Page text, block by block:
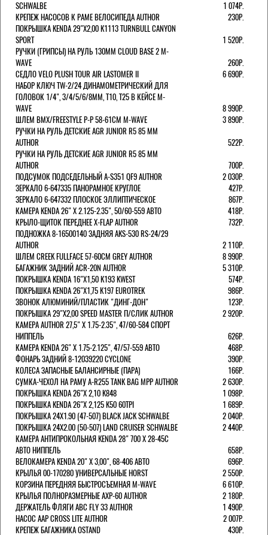
SCHWALBE
1 074Р.
КРЕПЕЖ НАСОСОВ К РАМЕ ВЕЛОСИПЕДА AUTHOR
230Р.
ПОКРЫШКА KENDA 29"Х2,00 K1113 TURNBULL CANYON
SPORT
1 520Р.
РУЧКИ (ГРИПСЫ) НА РУЛЬ 130ММ CLOUD BASE 2 M-
WAVE
260Р.
СЕДЛО VELO PLUSH TOUR AIR LASTOMER II
6 690Р.
НАБОР КЛЮЧ TW-2/24 ДИНАМОМЕТРИЧЕСКИЙ ДЛЯ
ГОЛОВОК 1/4", 3/4/5/6/8ММ, T10, T25 В КЕЙСЕ M-
WAVE
8 990Р.
ШЛЕМ ВМХ/FREESTYLE Р-Р 58-61СМ M-WAVE
3 890Р.
РУЧКИ НА РУЛЬ ДЕТСКИЕ AGR JUNIOR R5 85 ММ
AUTHOR
522Р.
РУЧКИ НА РУЛЬ ДЕТСКИЕ AGR JUNIOR R5 85 ММ
AUTHOR
700Р.
ПОДСУМОК ПОДСЕДЕЛЬНЫЙ A-S351 QF9 AUTHOR
2 030Р.
ЗЕРКАЛО 6-647335 ПАНОРАМНОЕ КРУГЛОЕ
427Р.
ЗЕРКАЛО 6-647332 ПЛОСКОЕ ЭЛЛИПТИЧЕСКОЕ
867Р.
КАМЕРА KENDA 26" Х 2.125-2.35", 50/60-559 АВТО
418Р.
КРЫЛО-ЩИТОК ПЕРЕДНЕЕ X-FLAP AUTHOR
732Р.
ПОДНОЖКА 8-16500140 ЗАДНЯЯ AKS-530 RS-24/29
AUTHOR
2 110Р.
ШЛЕМ CREEK FULLFACE 57-60СМ GREY AUTHOR
8 990Р.
БАГАЖНИК ЗАДНИЙ ACR-20N AUTHOR
5 310Р.
ПОКРЫШКА KENDA 16"Х1,50 K193 KWEST
574Р.
ПОКРЫШКА KENDA 26"Х1,75 K197 EUROTREK
986Р.
ЗВОНОК АЛЮМИНИЙ/ПЛАСТИК "ДИНГ-ДОН"
123Р.
ПОКРЫШКА 29"Х2,00 SPEED MASTER П/СЛИК AUTHOR
2 920Р.
КАМЕРА AUTHOR 27,5" Х 1.75-2.35", 47/60-584 СПОРТ
НИППЕЛЬ
626Р.
КАМЕРА KENDA 26" Х 1.75-2.125", 47/57-559 АВТО
468Р.
ФОНАРЬ ЗАДНИЙ 8-12039220 CYCLONE
390Р.
КОЛЕСА ЗАПАСНЫЕ БАЛАНСИРНЫЕ (ПАРА)
166Р.
CУМКА-ЧЕХОЛ НА РАМУ A-R255 TANK BAG MPP AUTHOR
2 630Р.
ПОКРЫШКА KENDA 26"Х 2,10 K848
1 098Р.
ПОКРЫШКА KENDA 26"Х 2,125 K50 60TPI
1 689Р.
ПОКРЫШКА 24X1.90 (47-507) BLACK JACK SCHWALBE
2 040Р.
ПОКРЫШКА 24X2.00 (50-507) LAND CRUISER SCHWALBE
2 440Р.
КАМЕРА АНТИПРОКОЛЬНАЯ KENDA 28" 700 Х 28-45C
АВТО НИППЕЛЬ
658Р.
ВЕЛОКАМЕРА KENDA 20" Х 3,00", 68-406 АВТО
696Р.
КРЫЛЬЯ 00-170280 УНИВЕРСАЛЬНЫЕ HORST
2 550Р.
КОРЗИНА ПЕРЕДНЯЯ БЫСТРОСЪЕМНАЯ M-WAVE
6 610Р.
КРЫЛЬЯ ПОЛНОРАЗМЕРНЫЕ AXP-60 AUTHOR
2 180Р.
ДЕРЖАТЕЛЬ ФЛЯГИ АВС FLY 33 AUTHOR
1 490Р.
НАСОС AAP CROSS LITE AUTHOR
2 007Р.
КРЕПЕЖ БАГАЖНИКА OSTAND
430Р.